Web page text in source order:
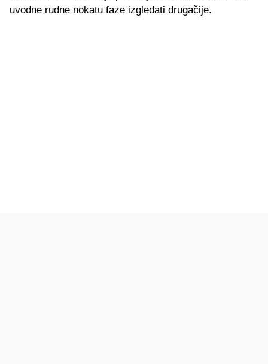
uvodne rudne nokatu faze izgledati drugačije.